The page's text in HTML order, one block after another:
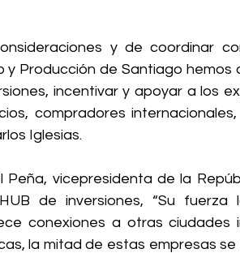
y de coordinar
y Producción de Santiago hemos
incentivar y apoyar a los
compradores
Iglesias.
Peña, vicepresidenta de la
de inversiones, “Su fuerza
conexiones a otras ciudades
la mitad de estas empresas se